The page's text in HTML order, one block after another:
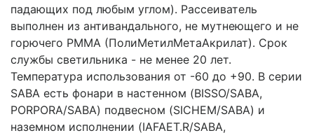
падающих под любым углом). Рассеиватель
выполнен из антивандального, не мутнеющего и не
горючего PMMA (ПолиМетилМетаАкрилат). Срок
службы светильника - не менее 20 лет.
Температура использования от -60 до +90. В серии
SABA есть фонари в настенном (BISSO/SABA,
PORPORA/SABA) подвесном (SICHEM/SABA) и
наземном исполнении (IAFAET.R/SABA,